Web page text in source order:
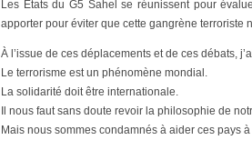
Les États du G5 Sahel se réunissent pour
apporter pour éviter que cette gangrène terroriste
À l’issue de ces déplacements et de ces débats,
Le terrorisme est un phénomène mondial.
La solidarité doit être internationale.
Il nous faut sans doute revoir la philosophie de
Mais nous sommes condamnés à aider ces pays